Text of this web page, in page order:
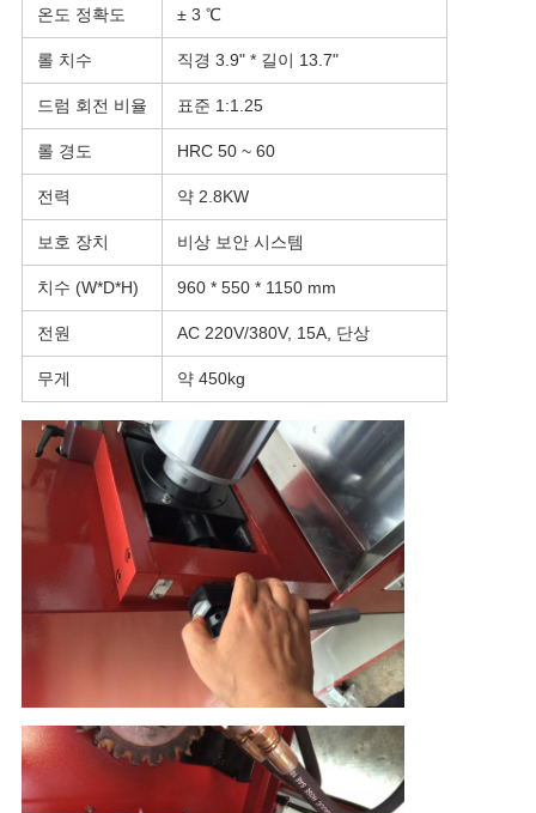
온도 정확도 ± 3 ℃
롤 치수 직경 3.9" * 길이 13.7"
드럼 회전 비율 표준 1:1.25
롤 경도 HRC 50 ~ 60
전력 약 2.8KW
보호 장치 비상 보안 시스템
치수 (W*D*H) 960 * 550 * 1150 mm
전원 AC 220V/380V, 15A, 단상
무게 약 450kg